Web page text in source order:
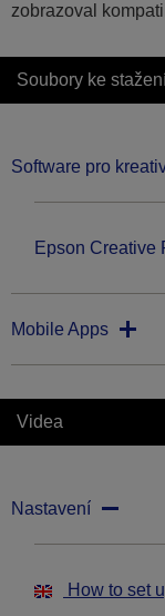
zobrazoval
Soubory ke
Software pro
Epson Creative
Mobile Apps
Videa
Nastavení
How to set